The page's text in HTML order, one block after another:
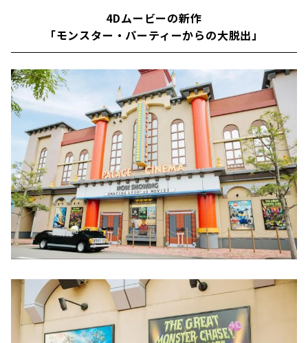
4Dムービーの新作
「モンスター・パーティーからの大脱出」